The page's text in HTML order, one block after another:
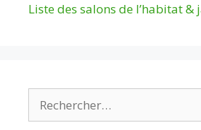
Liste des salons de l’habitat &